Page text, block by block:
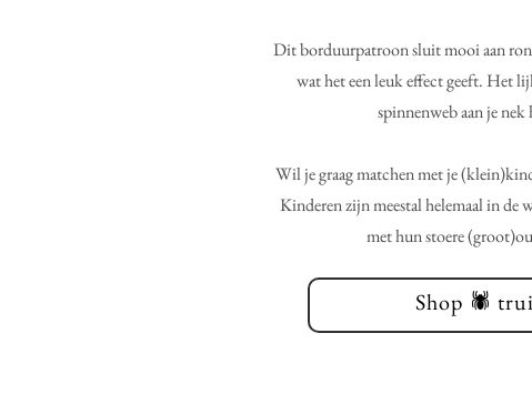
Dit borduurpatroon sluit mooi aan
wat het een leuk effect geeft. Het
spinnenweb aan je nek
Wil je graag matchen met je
Kinderen zijn meestal helemaal in de
met hun stoere
Shop 🕷️ trui